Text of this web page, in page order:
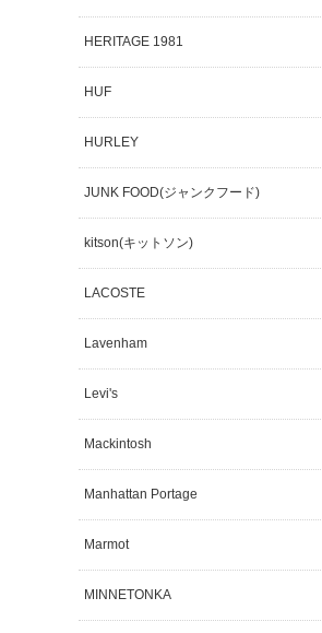
HERITAGE 1981
HUF
HURLEY
JUNK FOOD(ジャンクフード)
kitson(キットソン)
LACOSTE
Lavenham
Levi's
Mackintosh
Manhattan Portage
Marmot
MINNETONKA